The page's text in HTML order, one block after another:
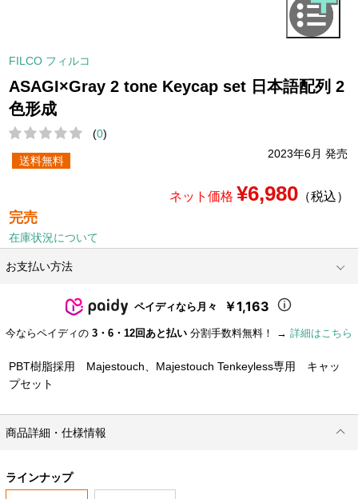
FILCO フィルコ
ASAGI×Gray 2 tone Keycap set 日本語配列 2
色形成
(0)
2023年6月 発売
送料無料
ネット価格 ¥6,980（税込）
完売
在庫状況について
お支払い方法
ペイディなら月々 ￥1,163
今ならペイディの 3・6・12回あと払い 分割手数料無料！ → 詳細はこちら
PBT樹脂採用 Majestouch、Majestouch Tenkeyless専用 キャッ
プセット
商品詳細・仕様情報
ラインナップ